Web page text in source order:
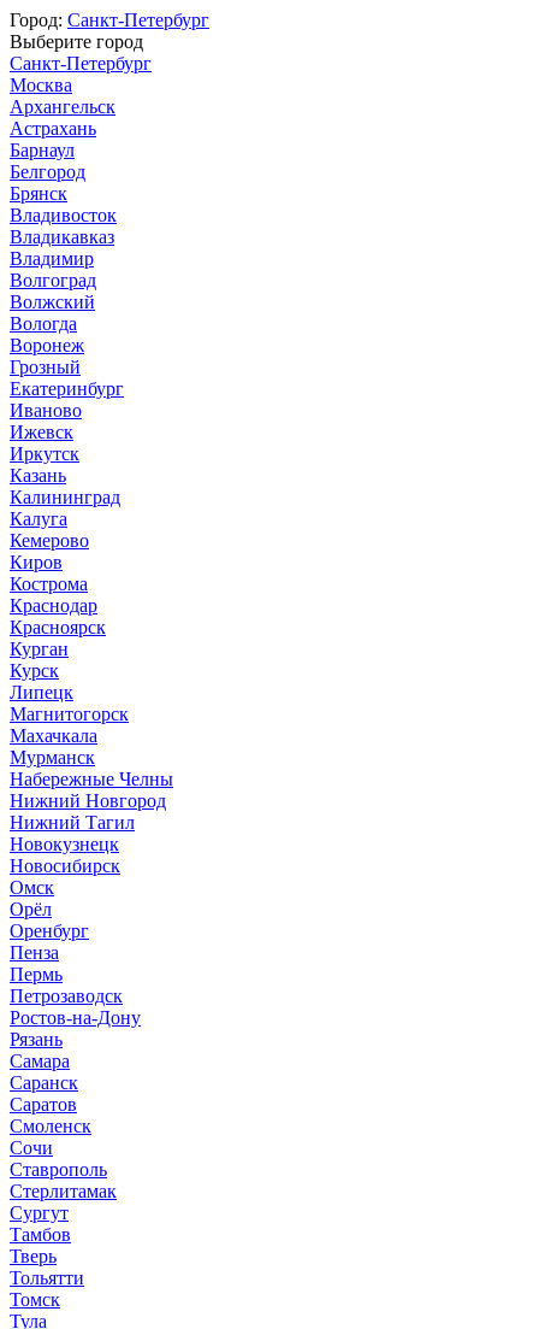
Город: Санкт-Петербург
Выберите город
Санкт-Петербург
Москва
Архангельск
Астрахань
Барнаул
Белгород
Брянск
Владивосток
Владикавказ
Владимир
Волгоград
Волжский
Вологда
Воронеж
Грозный
Екатеринбург
Иваново
Ижевск
Иркутск
Казань
Калининград
Калуга
Кемерово
Киров
Кострома
Краснодар
Красноярск
Курган
Курск
Липецк
Магнитогорск
Махачкала
Мурманск
Набережные Челны
Нижний Новгород
Нижний Тагил
Новокузнецк
Новосибирск
Омск
Орёл
Оренбург
Пенза
Пермь
Петрозаводск
Ростов-на-Дону
Рязань
Самара
Саранск
Саратов
Смоленск
Сочи
Ставрополь
Стерлитамак
Сургут
Тамбов
Тверь
Тольятти
Томск
Тула